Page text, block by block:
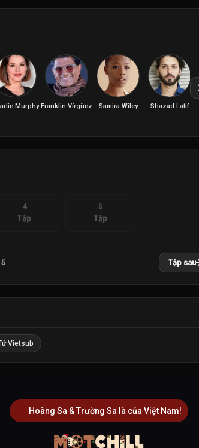
Murphy Franklin Vírgüez Samira Wiley Shazad Latif
4
Tập
5
Tập
Tập sau
Vietsub
Hoàng Sa & Trường Sa là của Việt Nam!